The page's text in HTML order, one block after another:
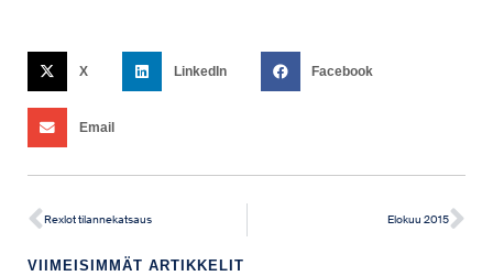
X LinkedIn Facebook
Email
Rexlot tilannekatsaus Elokuu 2015
VIIMEISIMMÄT ARTIKKELIT